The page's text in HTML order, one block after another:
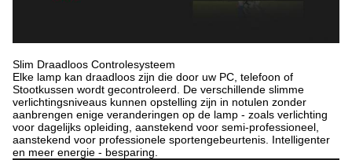
Slim Draadloos Controlesysteem
Elke lamp kan draadloos zijn die door uw PC, telefoon of
Stootkussen wordt gecontroleerd. De verschillende slimme
verlichtingsniveaus kunnen opstelling zijn in notulen zonder
aanbrengen enige veranderingen op de lamp - zoals verlichting
voor dagelijks opleiding, aanstekend voor semi-professioneel,
aanstekend voor professionele sportengebeurtenis. Intelligenter
en meer energie - besparing.